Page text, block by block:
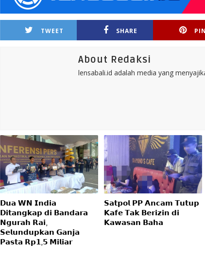
TWEET SHARE
About Redaksi
lensabali.id adalah media yang
𝗗𝘂𝗮 𝗪𝗡 𝗜𝗻𝗱𝗶𝗮
𝗗𝗶𝘁𝗮𝗻𝗴𝗸𝗮𝗽 𝗱𝗶 𝗕𝗮𝗻𝗱𝗮𝗿𝗮
𝗡𝗴𝘂𝗿𝗮𝗵 𝗥𝗮𝗶,
𝗦𝗲𝗹𝘂𝗻𝗱𝘂𝗽𝗸𝗮𝗻 𝗚𝗮𝗻𝗷𝗮
𝗣𝗮𝘀𝘁𝗮 𝗥𝗽𝟭,𝟱 𝗠𝗶𝗹𝗶𝗮𝗿
𝗦𝗮𝘁𝗽𝗼𝗹 𝗣𝗣 𝗔𝗻𝗰𝗮𝗺 𝗧𝘂𝘁𝘂𝗽
𝗞𝗮𝗳𝗲 𝗧𝗮𝗸 𝗕𝗲𝗿𝗶𝘇𝗶𝗻 𝗱𝗶
𝗞𝗮𝘄𝗮𝘀𝗮𝗻 𝗕𝗮𝗵𝗮